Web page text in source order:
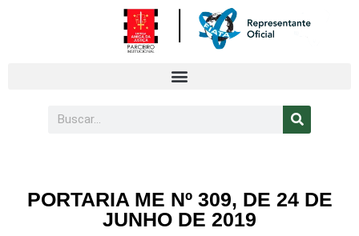
PORTARIA ME Nº 309, DE 24 DE
JUNHO DE 2019